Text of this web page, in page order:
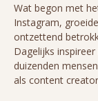
Wat begon met
Instagram,
ontzettend
Dagelijks
duizenden
als content